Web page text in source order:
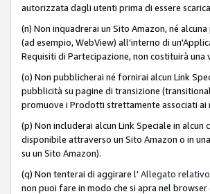
autorizzata dagli utenti prima di essere
(n) Non inquadrerai un Sito Amazon, né
(ad esempio, WebView) all'interno di
Requisiti di Partecipazione, non costituirà
(o) Non pubblicherai né fornirai alcun Link
pubblicità su pagine di transizione
promuove i Prodotti strettamente associati ai
(p) Non includerai alcun Link Speciale in
disponibile attraverso un Sito Amazon o in
su un Sito Amazon).
(q) Non tenterai di aggirare l' Allegato
non puoi fare in modo che si apra nel